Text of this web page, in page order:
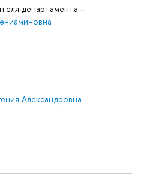
департамента –
Александровна